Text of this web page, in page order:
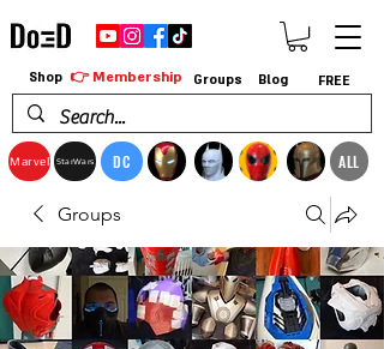
Marvel StarWars DC ALL
Shop 👉 Membership Groups Blog FREE
Groups